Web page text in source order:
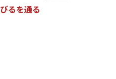
びるを通る